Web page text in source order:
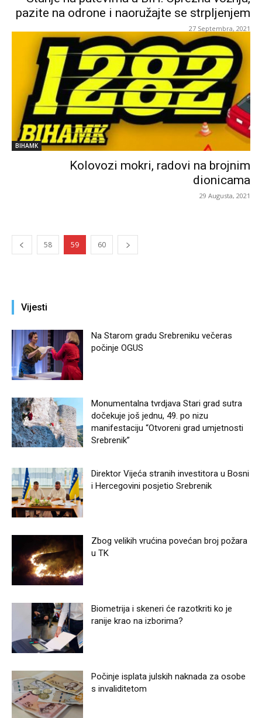
pazite na odrone i naoružajte se strpljenjem
27 Septembra, 2021
BIHAMK
Kolovozi mokri, radovi na brojnim
dionicama
29 Augusta, 2021
58 59 60
Vijesti
Na Starom gradu Srebreniku večeras
počinje OGUS
Monumentalna tvrdjava Stari grad sutra
dočekuje još jednu, 49. po nizu
manifestaciju “Otvoreni grad umjetnosti
Srebrenik”
Direktor Vijeća stranih investitora u Bosni
i Hercegovini posjetio Srebrenik
Zbog velikih vrućina povećan broj požara
u TK
Biometrija i skeneri će razotkriti ko je
ranije krao na izborima?
Počinje isplata julskih naknada za osobe
s invaliditetom